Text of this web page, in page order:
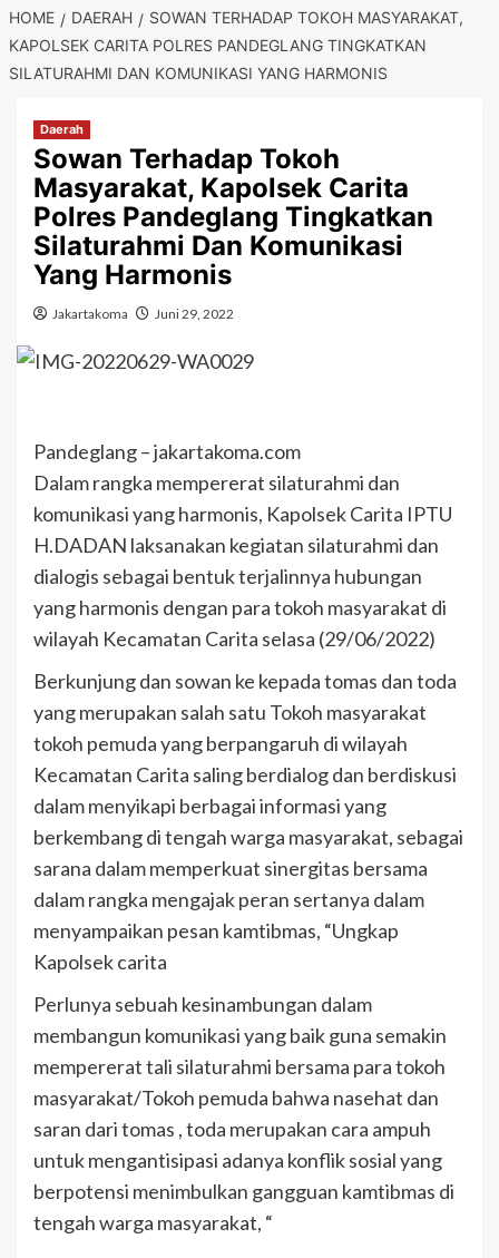
HOME DAERAH
SOWAN TERHADAP TOKOH MASYARAKAT,
KAPOLSEK CARITA POLRES PANDEGLANG TINGKATKAN
SILATURAHMI DAN KOMUNIKASI YANG HARMONIS
Daerah
Sowan Terhadap Tokoh
Masyarakat, Kapolsek Carita
Polres Pandeglang Tingkatkan
Silaturahmi Dan Komunikasi
Yang Harmonis
Jakartakoma Juni 29, 2022
Pandeglang – jakartakoma.com
Dalam rangka mempererat silaturahmi dan
komunikasi yang harmonis, Kapolsek Carita IPTU
H.DADAN laksanakan kegiatan silaturahmi dan
dialogis sebagai bentuk terjalinnya hubungan
yang harmonis dengan para tokoh masyarakat di
wilayah Kecamatan Carita selasa (29/06/2022)
Berkunjung dan sowan ke kepada tomas dan toda
yang merupakan salah satu Tokoh masyarakat
tokoh pemuda yang berpangaruh di wilayah
Kecamatan Carita saling berdialog dan berdiskusi
dalam menyikapi berbagai informasi yang
berkembang di tengah warga masyarakat, sebagai
sarana dalam memperkuat sinergitas bersama
dalam rangka mengajak peran sertanya dalam
menyampaikan pesan kamtibmas, “Ungkap
Kapolsek carita
Perlunya sebuah kesinambungan dalam
membangun komunikasi yang baik guna semakin
mempererat tali silaturahmi bersama para tokoh
masyarakat/Tokoh pemuda bahwa nasehat dan
saran dari tomas , toda merupakan cara ampuh
untuk mengantisipasi adanya konflik sosial yang
berpotensi menimbulkan gangguan kamtibmas di
tengah warga masyarakat, “